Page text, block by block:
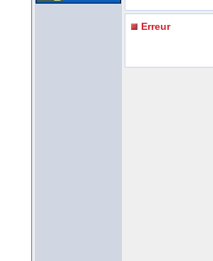
Erreur